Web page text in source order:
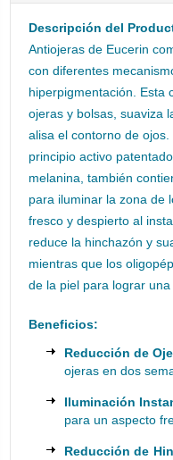
Descripción del
Antiojeras de Eucerin
con diferentes
hiperpigmentación. Esta
ojeras y bolsas, suaviza
alisa el contorno de
principio activo
melanina, también
para iluminar la zona de
fresco y despierto al
reduce la hinchazón y
mientras que los
de la piel para lograr una
Beneficios:
Reducción de
ojeras en dos
Iluminación
para un aspecto
Reducción de